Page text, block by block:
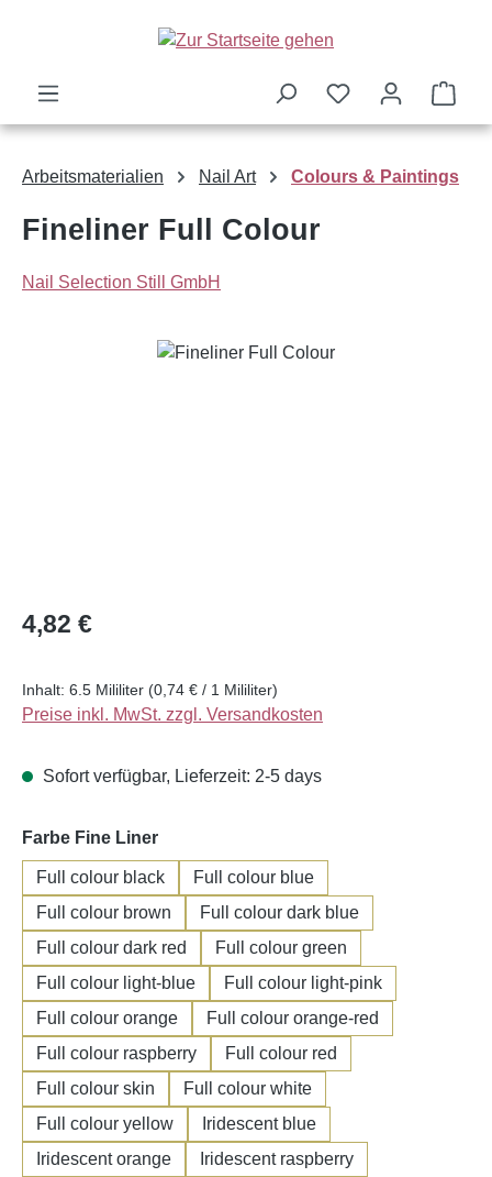
Zum Hauptinhalt springen
Arbeitsmaterialien Nail Art Colours & Paintings
Fineliner Full Colour
Nail Selection Still GmbH
Bildergalerie überspringen
Regulärer Preis:
4,82 €
Inhalt: 6.5 Mililiter (0,74 € / 1 Mililiter)
Preise inkl. MwSt. zzgl. Versandkosten
Sofort verfügbar, Lieferzeit: 2-5 days
Farbe Fine Linerauswählen
Full colour black
Full colour blue
Full colour brown
Full colour dark blue
Full colour dark red
Full colour green
Full colour light-blue
Full colour light-pink
Full colour orange
Full colour orange-red
Full colour raspberry
Full colour red
Full colour skin
Full colour white
Full colour yellow
Iridescent blue
Iridescent orange
Iridescent raspberry